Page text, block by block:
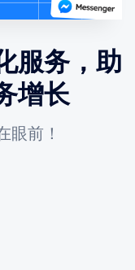
服务，助
增长
眼前！